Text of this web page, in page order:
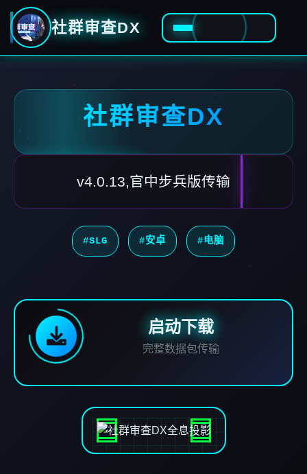
社群审查DX
社群审查DX
v4.0.13,官中步兵版传输
#SLG #安卓 #电脑
启动下载
完整数据包传输